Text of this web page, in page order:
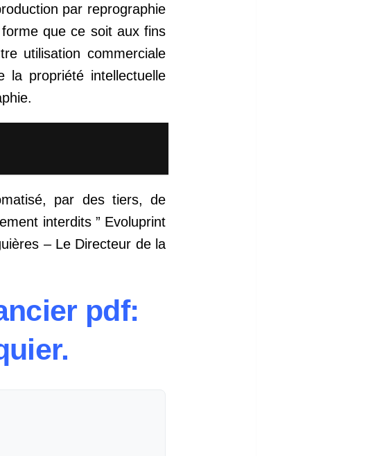
par reprographie
que ce soit aux fins
utilisation commerciale
la propriété intellectuelle
par des tiers, de
interdits ” Evoluprint
– Le Directeur de la
pdf: